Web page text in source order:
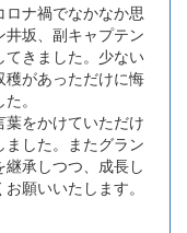
ナ禍でなかなか思
坂、副キャプテン
てきました。少ない
があっただけに悔
。
をかけていただけ
した。またグラン
継承しつつ、成長し
願いいたします。